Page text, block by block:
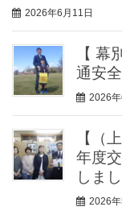
2026年6月11日
【 幕
通安
2026
【（
年度
しま
2026